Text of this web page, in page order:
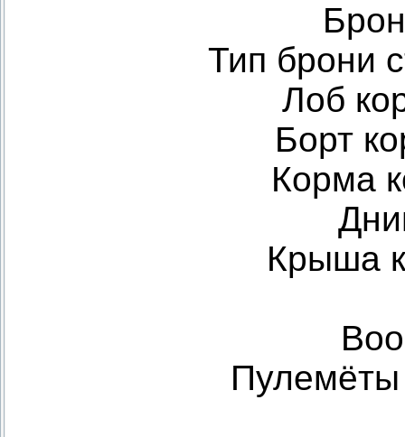
Тип брони
Лоб
Борт
Корма
Крыша